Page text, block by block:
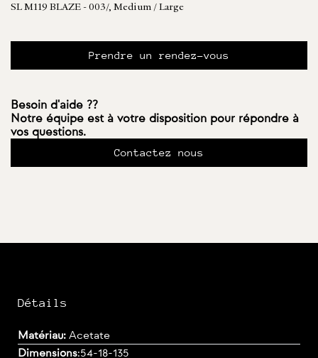
SL M119 BLAZE - 003/, Medium / Large
Prendre un rendez-vous
Besoin d'aide ??
Notre équipe est à votre disposition pour répondre à
vos questions.
Contactez nous
Détails
Matériau: Acetate
Dimensions:54-18-135